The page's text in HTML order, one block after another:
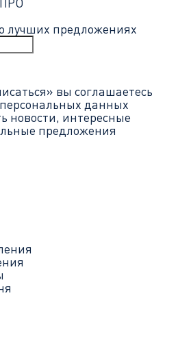
лучших предложениях
вы соглашаетесь
персональных данных
новости, интересные
предложения